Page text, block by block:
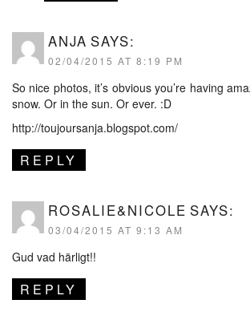
ANJA SAYS:
02/04/2015 AT 8:19 PM
So nice photos, it’s obvious you’re having
snow. Or in the sun. Or ever. :D
http://toujoursanja.blogspot.com/
REPLY
ROSALIE&NICOLE SAYS:
03/04/2015 AT 9:13 AM
Gud vad härligt!!
REPLY